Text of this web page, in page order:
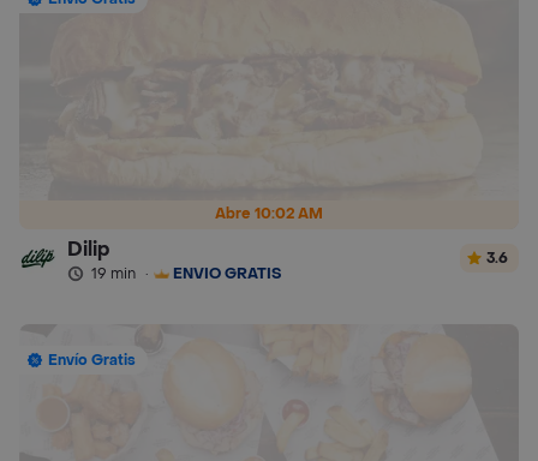
Abre 10:02 AM
Dilip
19 min · ENVÍO GRATIS
3.6
Envío Gratis